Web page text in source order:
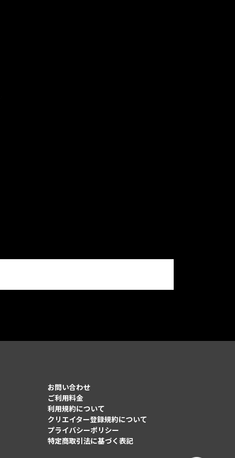
お問い合わせ
ご利用料金
利用規約について
クリエイター登録規約について
プライバシーポリシー
特定商取引法に基づく表記